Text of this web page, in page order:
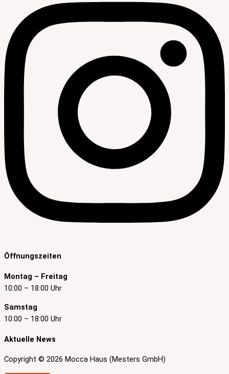
Öffnungszeiten
Montag – Freitag
10:00 – 18:00 Uhr
Samstag
10:00 – 18:00 Uhr
Aktuelle News
Copyright © 2026 Mocca Haus (Mesters GmbH)